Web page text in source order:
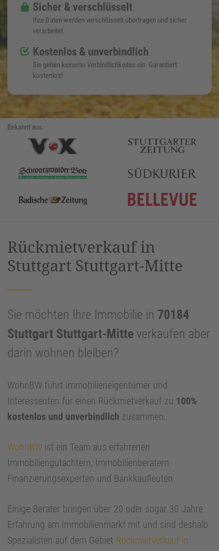
Sicher & verschlüsselt
Ihre Daten werden verschlüsselt übertragen und sicher
verarbeitet.
Kostenlos & unverbindlich
Sie gehen keinerlei Verbindlichkeiten ein. Garantiert
kostenlos!
Bekannt aus:
Rückmietverkauf in
Stuttgart Stuttgart-Mitte
Sie möchten Ihre Immobilie in 70184
Stuttgart Stuttgart-Mitte verkaufen aber
darin wohnen bleiben?
WohnBW führt Immobilieneigentümer und
Interessenten für einen Rückmietverkauf zu 100%
kostenlos und unverbindlich zusammen.
WohnBW ist ein Team aus erfahrenen
Immobiliengutachtern, Immobilienberatern
Finanzierungsexperten und Bankkaufleuten.
Einige Berater bringen über 20 oder sogar 30 Jahre
Erfahrung am Immobilienmarkt mit und sind deshalb
Spezialisten auf dem Gebiet Rückmietverkauf in